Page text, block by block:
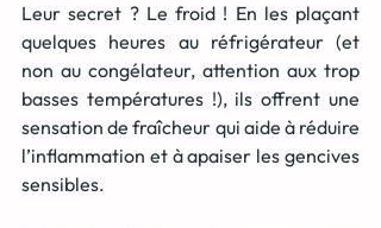
Leur secret ? Le froid ! En les plaçant
quelques heures au réfrigérateur (et
non au congélateur, attention aux trop
basses températures !), ils offrent une
sensation de fraîcheur qui aide à réduire
l’inflammation et à apaiser les gencives
sensibles.